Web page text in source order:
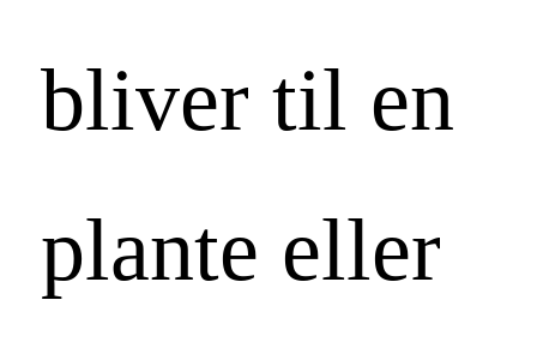
bliver til en
plante eller